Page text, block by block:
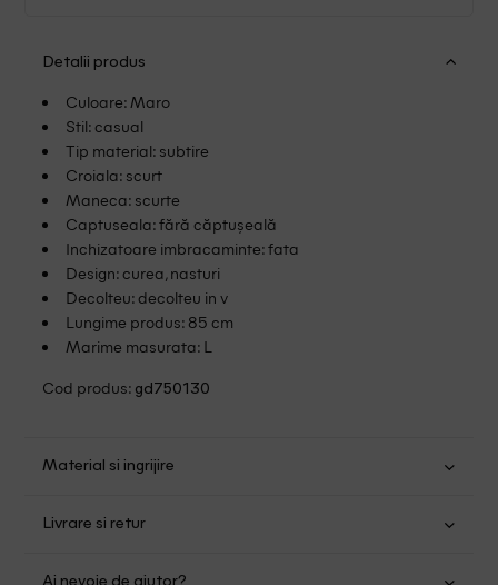
Detalii produs
Culoare: Maro
Stil: casual
Tip material: subtire
Croiala: scurt
Maneca: scurte
Captuseala: fără căptușeală
Inchizatoare imbracaminte: fata
Design: curea, nasturi
Decolteu: decolteu in v
Lungime produs: 85 cm
Marime masurata: L
Cod produs: gd750130
Material si ingrijire
Nu folositi inalbitor
Livrare si retur